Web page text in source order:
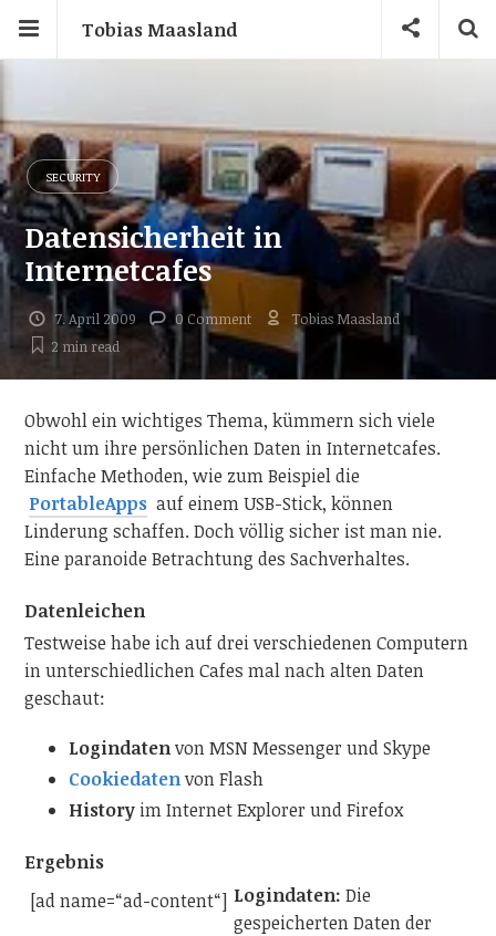
Tobias Maasland
SECURITY
Datensicherheit in
Internetcafes
7. April 2009 0 Comment
Tobias Maasland
2 minread
Obwohl ein wichtiges Thema, kümmern sich viele
nicht um ihre persönlichen Daten in Internetcafes.
Einfache Methoden, wie zum Beispiel die
PortableApps auf einem USB-Stick, können
Linderung schaffen. Doch völlig sicher ist man nie.
Eine paranoide Betrachtung des Sachverhaltes.
Datenleichen
Testweise habe ich auf drei verschiedenen Computern
in unterschiedlichen Cafes mal nach alten Daten
geschaut:
Logindatenvon MSN Messenger und Skype
Cookiedatenvon Flash
History im Internet Explorer und Firefox
Ergebnis
[ad name=“ad-content“] Logindaten: Die
gespeicherten Daten der